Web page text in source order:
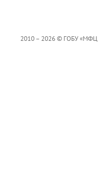
2010 – 2026 © ГОБУ